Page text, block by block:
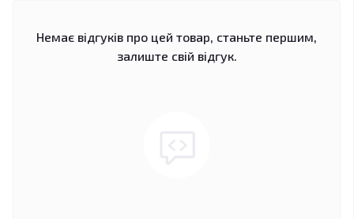
Немає відгуків про цей товар, станьте першим,
залиште свій відгук.